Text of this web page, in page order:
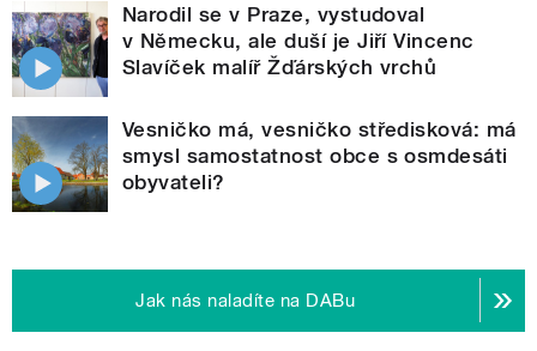
Narodil se v Praze, vystudoval
v Německu, ale duší je Jiří Vincenc
Slavíček malíř Žďárských vrchů
Vesničko má, vesničko středisková: má
smysl samostatnost obce s osmdesáti
obyvateli?
Jak nás naladíte na DABu